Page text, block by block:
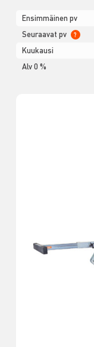
Ensimmäinen pv
Seuraavat pv ?
Kuukausi
Alv 0 %